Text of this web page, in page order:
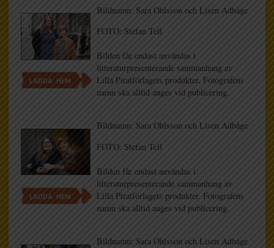
LADDA HEM
Bildnamn: Sara Ohlsson och Lisen Adbåge
FOTO: Stefan Tell
Bilden får endast användas i
litteraturpresenterande sammanhang av
Lilla Piratförlagets produkter. Fotografens
namn ska alltid anges vid publicering.
LADDA HEM
Bildnamn: Sara Ohlsson och Lisen Adbåge
FOTO: Stefan Tell
Bilden får endast användas i
litteraturpresenterande sammanhang av
Lilla Piratförlagets produkter. Fotografens
namn ska alltid anges vid publicering.
Bildnamn: Sara Ohlsson och Lisen Adbåge